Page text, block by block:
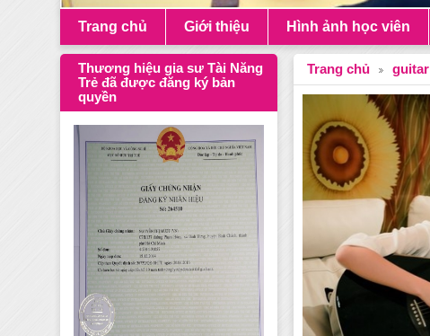
Trang chủ Giới thiệu Hình ảnh học viên
Trang chủ guitar
Thương hiệu gia sư Tài Năng
Trẻ đã được đăng ký bản
quyền